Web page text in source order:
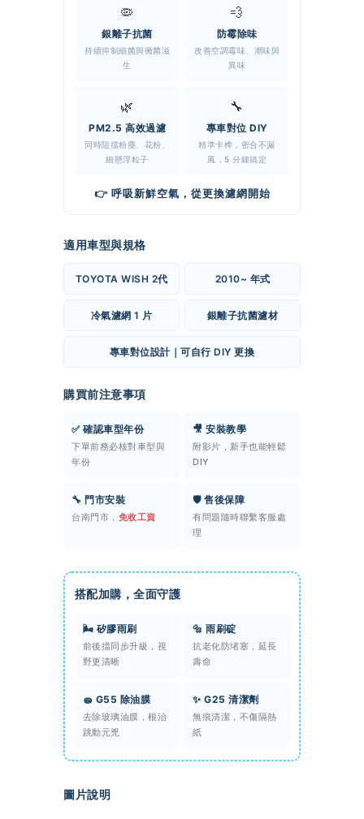
🦠
銀離子抗菌
持續抑制細菌與黴菌滋
生
💨
防霉除味
改善空調霉味、潮味與
異味
🌿
PM2.5 高效過濾
同時阻擋粉塵、花粉、
細懸浮粒子
🔧
專車對位 DIY
精準卡榫，密合不漏
風，5 分鐘搞定
👉 呼吸新鮮空氣，從更換濾網開始
適用車型與規格
TOYOTA WISH 2代 2010~ 年式
冷氣濾網 1 片 銀離子抗菌濾材
專車對位設計｜可自行 DIY 更換
購買前注意事項
✅ 確認車型年份
下單前務必核對車型與
年份
🎥 安裝教學
附影片，新手也能輕鬆
DIY
🔧 門市安裝
台南門市， 免收工資
🛡️ 售後保障
有問題隨時聯繫客服處
理
搭配加購，全面守護
🌬️ 矽膠雨刷
前後擋同步升級，視
野更清晰
🔩 雨刷碇
抗老化防堵塞，延長
壽命
🧽 G55 除油膜
去除玻璃油膜，根治
跳動元兇
✨ G25 清潔劑
無痕清潔，不傷隔熱
紙
圖片說明